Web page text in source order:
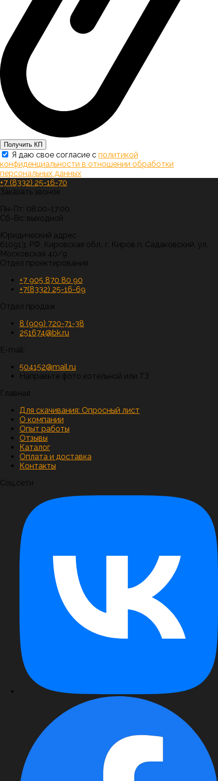
Получить КП
Я даю свое согласие с политикой
конфиденциальности в отношении обработки
персональных данных
+7 (8332) 25-16-70
Заказать звонок
Пн-Пт: 08:00-17:00,
Сб-Вс: выходной
Юридический адрес
610913, РФ, Кировская обл., г. Киров п. Садаковский, ул.
Московская 40/9
Отдел проектирования
+7 905 870 80 90
+7(8332) 25-16-69
Отдел продаж
8 (909) 720-71-38
251674@bk.ru
E-mail:
504152@mail.ru
Направьте фото котельной или ТЗ
Главная
Для скачивания: Опросный лист
О компании
Опыт работы
Отзывы
Каталог
Оплата и доставка
Контакты
Соц.сети